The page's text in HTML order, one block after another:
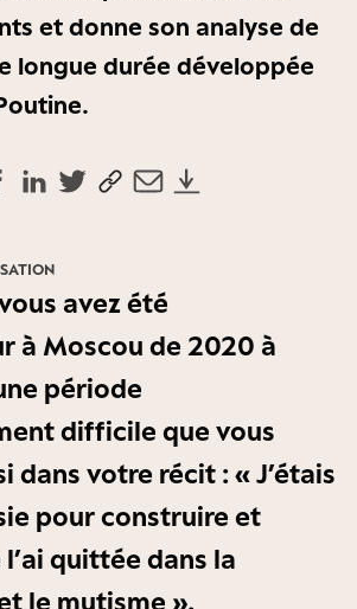
et donne son analyse de
longue durée développée
avez été
à Moscou de 2020 à
période
difficile que vous
dans votre récit : « J’étais
pour construire et
quittée dans la
le mutisme ».